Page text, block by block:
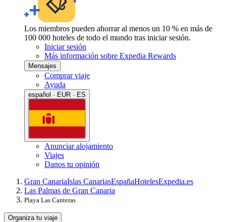
Los miembros pueden ahorrar al menos un 10 % en más de
100 000 hoteles de todo el mundo tras iniciar sesión.
Iniciar sesión
Más información sobre Expedia Rewards
Mensajes
Comprar viaje
Ayuda
español · EUR · ES
Anunciar alojamiento
Viajes
Danos tu opinión
Gran CanariaIslas CanariasEspañaHotelesExpedia.es
Las Palmas de Gran Canaria
Playa Las Canteras
Organiza tu viaje